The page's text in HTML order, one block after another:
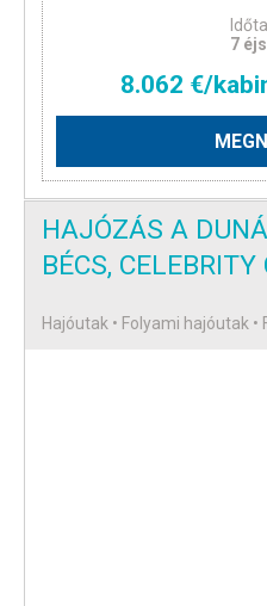
7
8.062 €/
HAJÓZÁS A
BÉCS,
Hajóutak • Folyami hajóutak